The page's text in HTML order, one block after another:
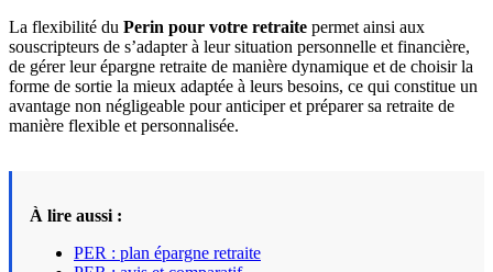
La flexibilité du Perin pour votre retraite permet ainsi aux
souscripteurs de s’adapter à leur situation personnelle et financière,
de gérer leur épargne retraite de manière dynamique et de choisir la
forme de sortie la mieux adaptée à leurs besoins, ce qui constitue un
avantage non négligeable pour anticiper et préparer sa retraite de
manière flexible et personnalisée.
À lire aussi :
PER : plan épargne retraite